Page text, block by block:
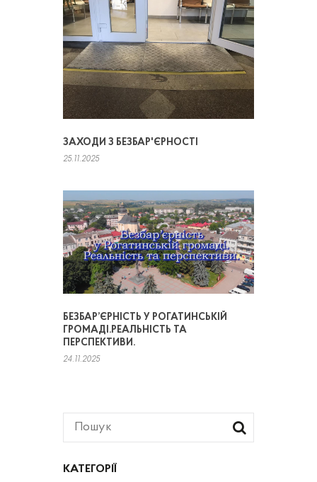
КАТЕГОРІЇ
ЗАХОДИ З БЕЗБАР'ЄРНОСТІ
25.11.2025
БЕЗБАР’ЄРНІСТЬ У РОГАТИНСЬКІЙ
ГРОМАДІ.РЕАЛЬНІСТЬ ТА
ПЕРСПЕКТИВИ.
24.11.2025